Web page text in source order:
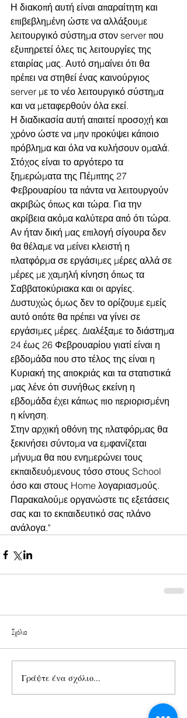
Η διακοπή αυτή είναι απαραίτητη και
επιβεβλημένη ώστε να αλλάξουμε
λειτουργικό σύστημα στον server που
εξυπηρετεί όλες τις λειτουργίες της
εταιρίας μας. Αυτό σημαίνει ότι θα
πρέπει να στηθεί ένας καινούργιος
server με το νέο λειτουργικό σύστημα
και να μεταφερθούν όλα εκεί.
Η διαδικασία αυτή απαιτεί προσοχή και
χρόνο ώστε να μην προκύψει κάποιο
πρόβλημα και όλα να κυλήσουν ομαλά.
Στόχος είναι το αργότερο τα
ξημερώματα της Πέμπτης 27
Φεβρουαρίου τα πάντα να λειτουργούν
ακριβώς όπως και τώρα. Για την
ακρίβεια ακόμα καλύτερα από ότι τώρα.
Αν ήταν δική μας επιλογή σίγουρα δεν
θα θέλαμε να μείνει κλειστή η
πλατφόρμα σε εργάσιμες μέρες αλλά σε
μέρες με χαμηλή κίνηση όπως τα
Σαββατοκύριακα και οι αργίες.
Δυστυχώς όμως δεν το ορίζουμε εμείς
αυτό οπότε θα πρέπει να γίνει σε
εργάσιμες μέρες. Διαλέξαμε το διάστημα
24 έως 26 Φεβρουαρίου γιατί είναι η
εβδομάδα που στο τέλος της είναι η
Κυριακή της αποκριάς και τα στατιστικά
μας λένε ότι συνήθως εκείνη η
εβδομάδα έχει κάπως πιο περιορισμένη
η κίνηση.
Στην αρχική οθόνη της πλατφόρμας θα
ξεκινήσει σύντομα να εμφανίζεται
μήνυμα θα που ενημερώνει τους
εκπαιδευόμενους τόσο στους School
όσο και στους Home λογαριασμούς.
Παρακαλούμε οργανώστε τις εξετάσεις
σας και το εκπαιδευτικό σας πλάνο
ανάλογα."
Σχόλια
Γράψτε ένα σχόλιο...